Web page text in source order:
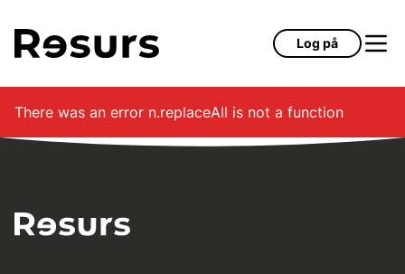
Log på
There was an error n.replaceAll is not a function